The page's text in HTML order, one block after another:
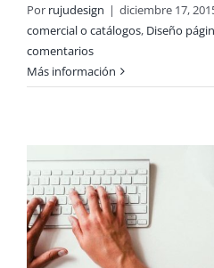
Por rujudesign | diciembre 17,
comercial o catálogos, Diseño
comentarios
Más información